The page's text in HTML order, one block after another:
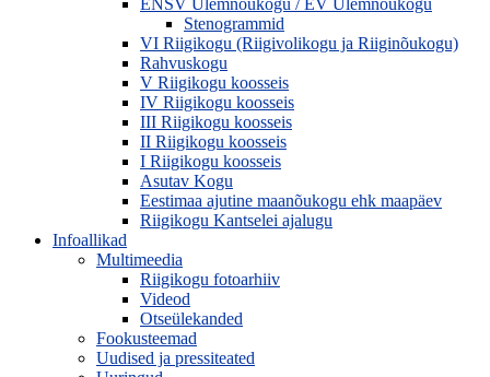
Stenogrammid
VI Riigikogu (Riigivolikogu ja Riiginõukogu)
Rahvuskogu
V Riigikogu koosseis
IV Riigikogu koosseis
III Riigikogu koosseis
II Riigikogu koosseis
I Riigikogu koosseis
Asutav Kogu
Eestimaa ajutine maanõukogu ehk maapäev
Riigikogu Kantselei ajalugu
Infoallikad
Multimeedia
Riigikogu fotoarhiiv
Videod
Otseülekanded
Fookusteemad
Uudised ja pressiteated